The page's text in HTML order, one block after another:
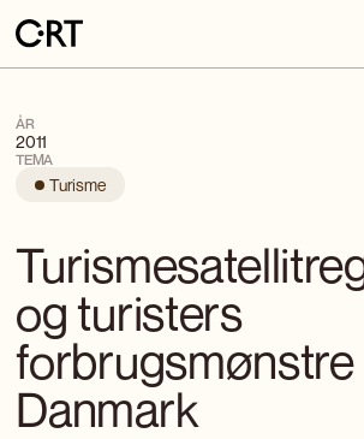
ÅR
2011
TEMA
Turisme
og turisters
forbrugsmønstre
Danmark